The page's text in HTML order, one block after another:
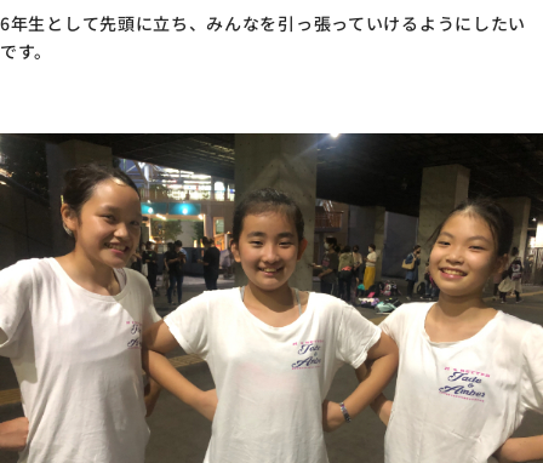
6年生として先頭に立ち、みんなを引っ張っていけるようにしたい
です。